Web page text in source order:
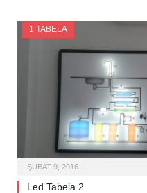
1 TABELA
ŞUBAT 9, 2016
Led Tabela 2